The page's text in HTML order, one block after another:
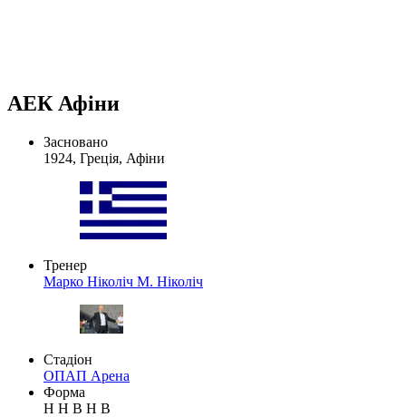
АЕК Афіни
Засновано
1924, Греція, Афіни
Тренер
Марко Ніколіч М. Ніколіч
Стадіон
ОПАП Арена
Форма
Н Н В Н В